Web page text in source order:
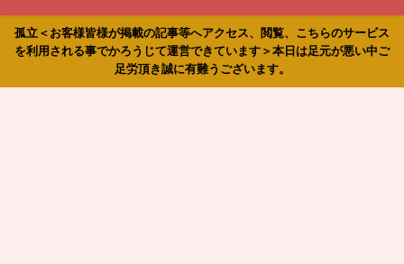
孤立＜お客様皆様が掲載の記事等へアクセス、閲覧、こちらのサービス
を利用される事でかろうじて運営できています＞本日は足元が悪い中ご
足労頂き誠に有難うございます。